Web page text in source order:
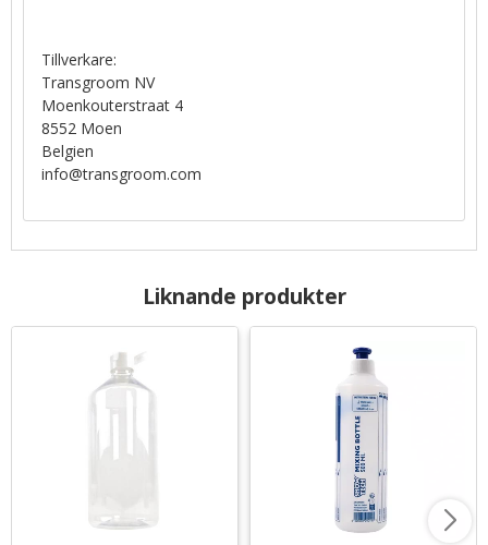
Tillverkare:
Transgroom NV
Moenkouterstraat 4
8552 Moen
Belgien
info@transgroom.com
Liknande produkter